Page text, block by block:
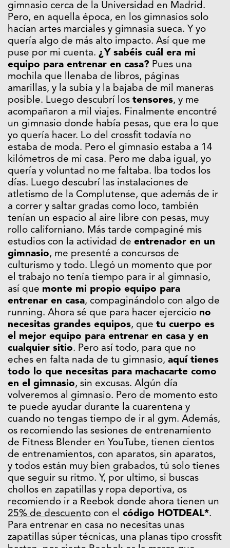
gimnasio cerca de la Universidad en Madrid.
Pero, en aquella época, en los gimnasios solo
hacían artes marciales y gimnasia sueca. Y yo
quería algo de más alto impacto. Así que me
puse por mi cuenta. ¿Y sabéis cuál era mi
equipo para entrenar en casa? Pues una
mochila que llenaba de libros, páginas
amarillas, y la subía y la bajaba de mil maneras
posible. Luego descubrí los tensores, y me
acompañaron a mil viajes. Finalmente encontré
un gimnasio donde había pesas, que era lo que
yo quería hacer. Lo del crossfit todavía no
estaba de moda. Pero el gimnasio estaba a 14
kilómetros de mi casa. Pero me daba igual, yo
quería y voluntad no me faltaba. Iba todos los
días. Luego descubrí las instalaciones de
atletismo de la Complutense, que además de ir
a correr y saltar gradas como loco, también
tenían un espacio al aire libre con pesas, muy
rollo californiano. Más tarde compaginé mis
estudios con la actividad de entrenador en un
gimnasio, me presenté a concursos de
culturismo y todo. Llegó un momento que por
el trabajo no tenía tiempo para ir al gimnasio,
así que monte mi propio equipo para
entrenar en casa, compaginándolo con algo de
running. Ahora sé que para hacer ejercicio no
necesitas grandes equipos, que tu cuerpo es
el mejor equipo para entrenar en casa y en
cualquier sitio. Pero así todo, para que no
eches en falta nada de tu gimnasio, aquí tienes
todo lo que necesitas para machacarte como
en el gimnasio, sin excusas. Algún día
volveremos al gimnasio. Pero de momento esto
te puede ayudar durante la cuarentena y
cuando no tengas tiempo de ir al gym. Además,
os recomiendo las sesiones de entrenamiento
de Fitness Blender en YouTube, tienen cientos
de entrenamientos, con aparatos, sin aparatos,
y todos están muy bien grabados, tú solo tienes
que seguir su ritmo. Y, por ultimo, si buscas
chollos en zapatillas y ropa deportiva, os
recomiendo ir a Reebok donde ahora tienen un
25% de descuento con el código HOTDEAL*.
Para entrenar en casa no necesitas unas
zapatillas súper técnicas, una planas tipo crossfit